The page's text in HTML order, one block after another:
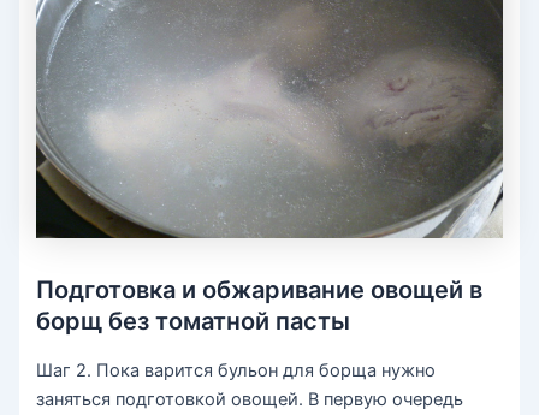
Подготовка и обжаривание овощей в
борщ без томатной пасты
Шаг 2. Пока варится бульон для борща нужно
заняться подготовкой овощей. В первую очередь